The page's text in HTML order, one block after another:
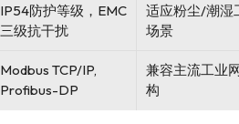
IP54防护等级，EMC
三级抗干扰
适应粉尘/潮湿
场景
Modbus TCP/IP,
Profibus-DP
兼容主流工业
构